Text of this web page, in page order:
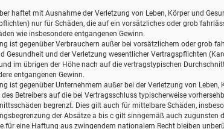
haftet mit Ausnahme der Verletzung von Leben, Körper und
nur für Schäden, die auf ein vorsätzliches oder grob
wie insbesondere entgangenen Gewinn.
ist gegenüber Verbrauchern außer bei vorsätzlichem oder grob
Gesundheit und der Verletzung wesentlicher Vertragspflichten
im übrigen der Höhe nach auf die vertragstypischen
entgangenen Gewinn.
ist gegenüber Unternehmern außer bei der Verletzung von
Betreibers auf die bei Vertragsschluss typischerweise
begrenzt. Dies gilt auch für mittelbare Schäden,
der Absätze a bis c gilt sinngemäß auch zugunsten
für eine Haftung aus zwingendem nationalem Recht bleiben